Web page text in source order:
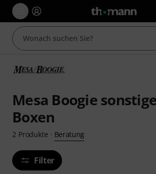
Mesa Boogie
Boxen
2 Produkte · Beratung
Filter